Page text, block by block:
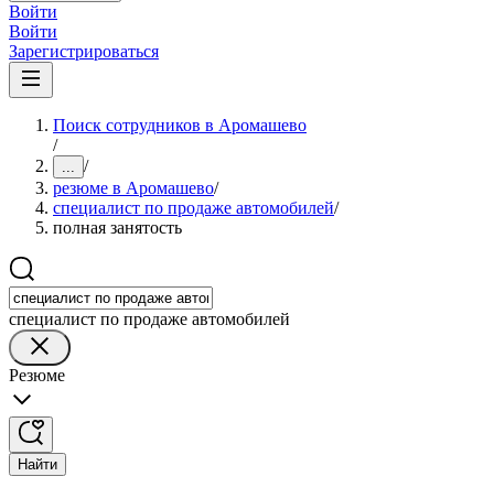
Войти
Войти
Зарегистрироваться
Поиск сотрудников в Аромашево
/
... /
резюме в Аромашево/
специалист по продаже автомобилей/
полная занятость
специалист по продаже автомобилей
Резюме
Найти